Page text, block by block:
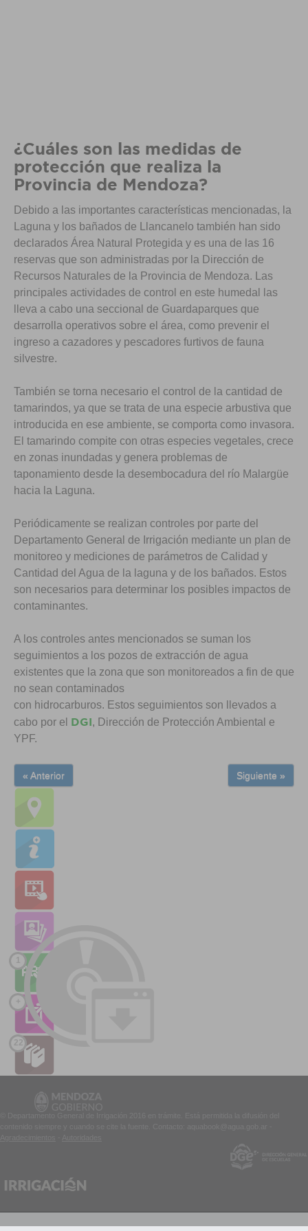
¿Cuáles son las medidas de
protección que realiza la
Provincia de Mendoza?
Debido a las importantes características mencionadas, la
Laguna y los bañados de Llancanelo también han sido
declarados Área Natural Protegida y es una de las 16
reservas que son administradas por la Dirección de
Recursos Naturales de la Provincia de Mendoza. Las
principales actividades de control en este humedal las
lleva a cabo una seccional de Guardaparques que
desarrolla operativos sobre el área, como prevenir el
ingreso a cazadores y pescadores furtivos de fauna
silvestre.
También se torna necesario el control de la cantidad de
tamarindos, ya que se trata de una especie arbustiva que
introducida en ese ambiente, se comporta como invasora.
El tamarindo compite con otras especies vegetales, crece
en zonas inundadas y genera problemas de
taponamiento desde la desembocadura del río Malargüe
hacia la Laguna.
Periódicamente se realizan controles por parte del
Departamento General de Irrigación mediante un plan de
monitoreo y mediciones de parámetros de Calidad y
Cantidad del Agua de la laguna y de los bañados. Estos
son necesarios para determinar los posibles impactos de
contaminantes.
A los controles antes mencionados se suman los
seguimientos a los pozos de extracción de agua
existentes que la zona que son monitoreados a fin de que
no sean contaminados
con hidrocarburos. Estos seguimientos son llevados a
cabo por el DGI, Dirección de Protección Ambiental e
YPF.
« Anterior Siguiente »
1
+
22